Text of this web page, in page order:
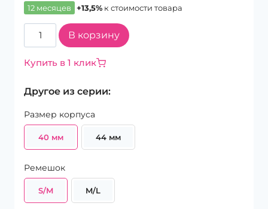
12 месяцев
+13,5% к стоимости товара
Количество
товара
часы
Watch
SE
40mm
Midnight
S/M
(2023)
В корзину
Купить в 1 клик
Другое из серии:
Размер корпуса
40 мм 44 мм
Ремешок
S/M M/L